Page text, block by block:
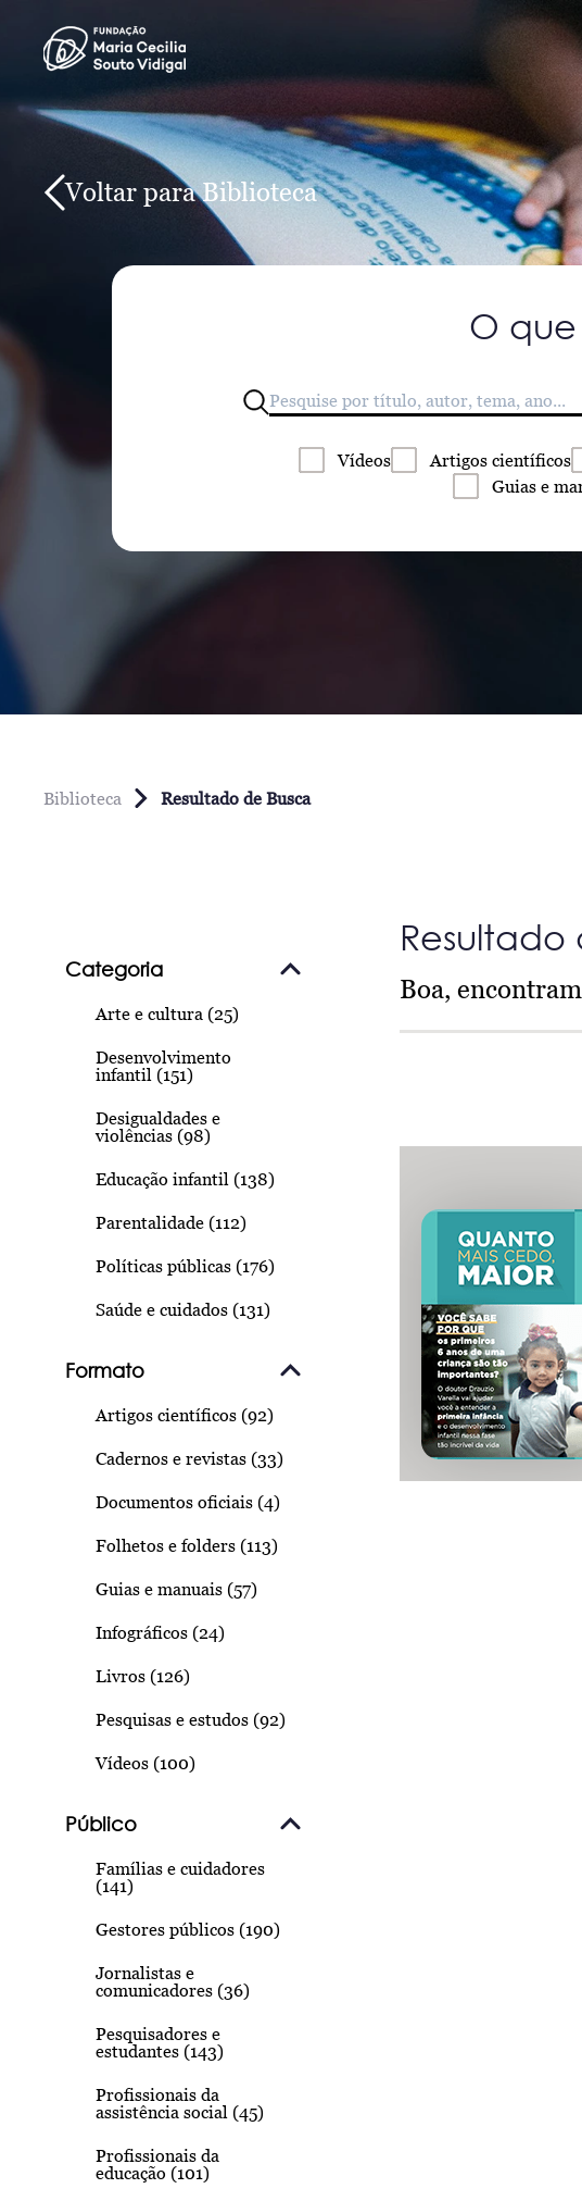
Voltar para Biblioteca
O
Vídeos Artigos científicos
Guias e
Biblioteca Resultado de Busca
Categoria
Arte e cultura (25)
Desenvolvimento
infantil (151)
Desigualdades e
violências (98)
Educação infantil (138)
Parentalidade (112)
Políticas públicas (176)
Saúde e cuidados (131)
Formato
Artigos científicos (92)
Cadernos e revistas (33)
Documentos oficiais (4)
Folhetos e folders (113)
Guias e manuais (57)
Infográficos (24)
Livros (126)
Pesquisas e estudos (92)
Vídeos (100)
Público
Famílias e cuidadores
(141)
Gestores públicos (190)
Jornalistas e
comunicadores (36)
Pesquisadores e
estudantes (143)
Profissionais da
assistência social (45)
Profissionais da
educação (101)
Boa,